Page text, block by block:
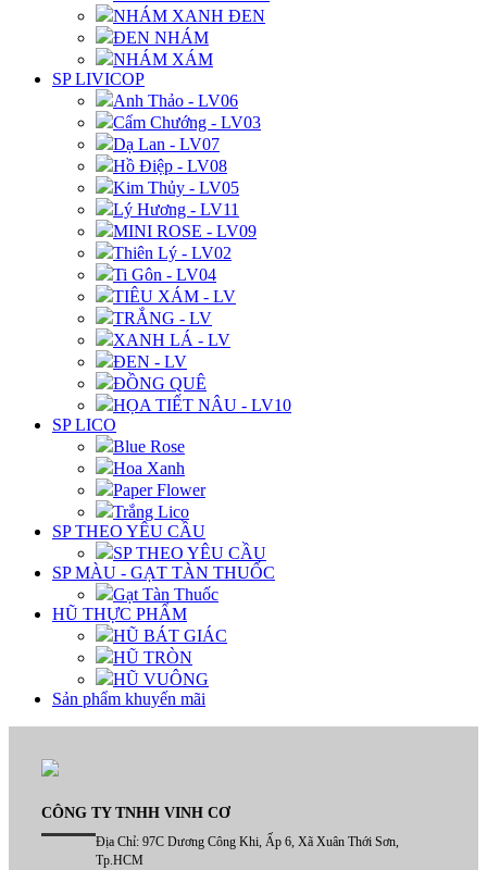
NHÁM XANH ĐEN
ĐEN NHÁM
NHÁM XÁM
SP LIVICOP
Anh Thảo - LV06
Cẩm Chướng - LV03
Dạ Lan - LV07
Hồ Điệp - LV08
Kim Thủy - LV05
Lý Hương - LV11
MINI ROSE - LV09
Thiên Lý - LV02
Ti Gôn - LV04
TIÊU XÁM - LV
TRẮNG - LV
XANH LÁ - LV
ĐEN - LV
ĐỒNG QUÊ
HỌA TIẾT NÂU - LV10
SP LICO
Blue Rose
Hoa Xanh
Paper Flower
Trắng Lico
SP THEO YÊU CẦU
SP THEO YÊU CẦU
SP MÀU - GẠT TÀN THUỐC
Gạt Tàn Thuốc
HŨ THỰC PHẨM
HŨ BÁT GIÁC
HŨ TRÒN
HŨ VUÔNG
Sản phẩm khuyến mãi
CÔNG TY TNHH VINH CƠ
Địa Chỉ: 97C Dương Công Khi, Ấp 6, Xã Xuân Thới Sơn,
Tp.HCM